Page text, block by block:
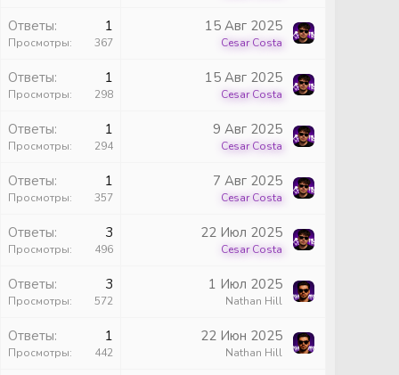
Ответы 1
Просмотры 367
15 Авг 2025
Cesar Costa
Ответы 1
Просмотры 298
15 Авг 2025
Cesar Costa
Ответы 1
Просмотры 294
9 Авг 2025
Cesar Costa
Ответы 1
Просмотры 357
7 Авг 2025
Cesar Costa
Ответы 3
Просмотры 496
22 Июл 2025
Cesar Costa
Ответы 3
Просмотры 572
1 Июл 2025
Nathan Hill
Ответы 1
Просмотры 442
22 Июн 2025
Nathan Hill